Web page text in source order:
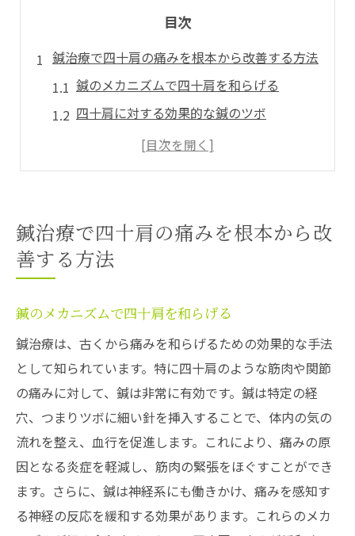
目次
鍼治療で四十肩の痛みを根本から改善する方法
鍼のメカニズムで四十肩を和らげる
四十肩に対する効果的な鍼のツボ
四十肩改善におすすめの鍼治療コース
専門家による四十肩の鍼施術事例
四十肩治療での鍼の歴史と現代の技術
東京都東大和市上北台での鍼治療とは何か
地元で評判の鍼治療院の紹介
上北台での鍼治療の効果と実績
地域密着型の鍼治療の利点
上北台の鍼治療院での成功事例
上北台の鍼施術で期待できる成果
四十肩の症状に鍼が効く理由を徹底解説
四十肩に効く鍼の基本的な原理
鍼が四十肩の痛みを軽減する科学的根拠
四十肩に対する鍼治療の医療的視点
鍼治療で四十肩の痛みを根本から改
善する方法
鍼のメカニズムで四十肩を和らげる
鍼治療は、古くから痛みを和らげるための効果的な手法
として知られています。特に四十肩のような筋肉や関節
の痛みに対して、鍼は非常に有効です。鍼は特定の経
穴、つまりツボに細い針を挿入することで、体内の気の
流れを整え、血行を促進します。これにより、痛みの原
因となる炎症を軽減し、筋肉の緊張をほぐすことができ
ます。さらに、鍼は神経系にも働きかけ、痛みを感知す
る神経の反応を緩和する効果があります。これらのメカ